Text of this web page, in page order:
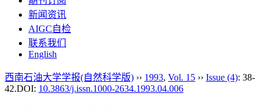
新闻资讯
AIGC自检
联系我们
English
西南石油大学学报(自然科学版) ›› 1993, Vol. 15 ›› Issue (4): 38-
42.DOI: 10.3863/j.issn.1000-2634.1993.04.006